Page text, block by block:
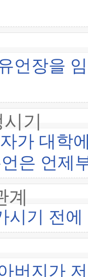
언장을
기
가 대학
은 언제
시기 전
버지가